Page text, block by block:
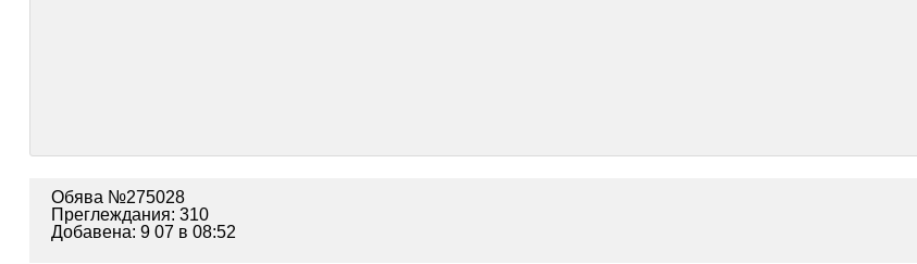
Обява №275028
Преглеждания: 310
Добавена: 9 07 в 08:52